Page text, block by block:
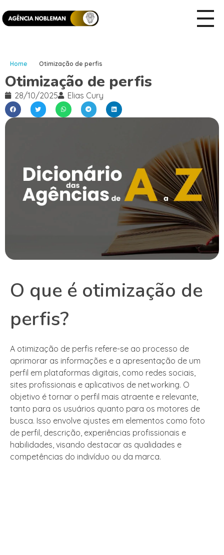
Home Otimização de perfis
Otimização de perfis
28/10/2025 Elias Cury
O que é otimização de
perfis?
A otimização de perfis refere-se ao processo de
aprimorar as informações e a apresentação de um
perfil em plataformas digitais, como redes sociais,
sites profissionais e aplicativos de networking. O
objetivo é tornar o perfil mais atraente e relevante,
tanto para os usuários quanto para os motores de
busca. Isso envolve ajustes em elementos como foto
de perfil, descrição, experiências profissionais e
habilidades, visando destacar as qualidades e
competências do indivíduo ou da marca.